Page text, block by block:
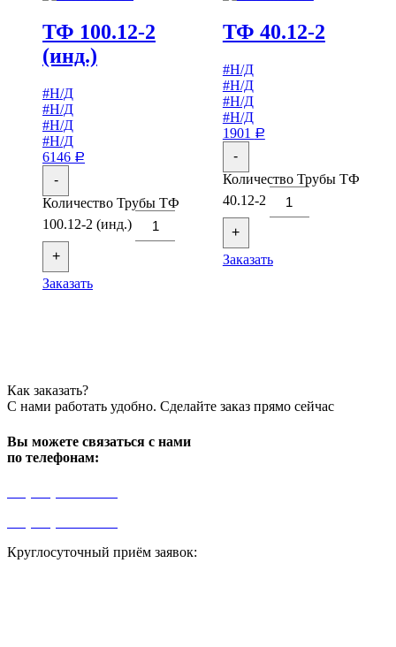
ТФ 100.12-2
(инд.)
#Н/Д
#Н/Д
#Н/Д
#Н/Д
6146 Р
-
Количество Трубы ТФ
100.12-2 (инд.)
+
Заказать
ТФ 40.12-2
#Н/Д
#Н/Д
#Н/Д
#Н/Д
1901
Р
-
Количество Трубы ТФ
40.12-2
+
Заказать
Как заказать?
С нами работать удобно. Сделайте заказ прямо сейчас
Вы можете связаться с нами
по телефонам:
Круглосуточный приём заявок: